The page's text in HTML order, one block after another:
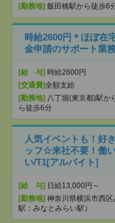
[勤務地] 飯田橋駅から徒歩6
時給2600円＊ほぼ在
金申請のサポート業
[給 与] 時給2600円
[交通費]全額支給
[勤務地] 八丁堀(東京都)駅か
ら徒歩6分
人気イベントも！好
ッフ☆来社不要！働
い/T1[アルバイト]
[給 与] 日給13,000円～
[勤務地] 神奈川県横浜市西
駅：みなとみらい駅）